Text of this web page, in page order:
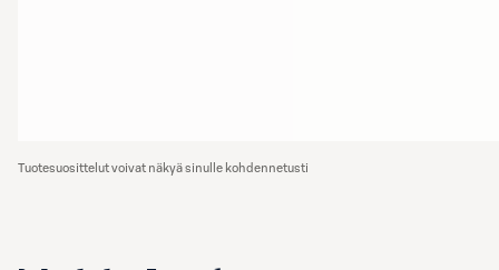
Tuotesuosittelut voivat näkyä sinulle kohdennetusti